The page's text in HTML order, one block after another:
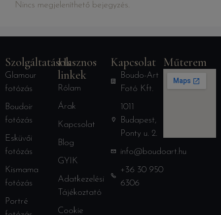
Nincs megjeleníthető bejegyzés.
Szolgáltatások
Glamour
fotózás
Boudoir
fotózás
Esküvői
fotózás
Kismama
fotózás
Portré
Hasznos
linkek
Rólam
Árak
Kapcsolat
Blog
GYIK
Adatkezelési
Tájékoztató
Cookie
Kapcsolat
Boudo-Art
Fotó Kft.
1011
Budapest,
Ponty u. 2.
info@boudoart.hu
+36 30 950
6306
Műterem